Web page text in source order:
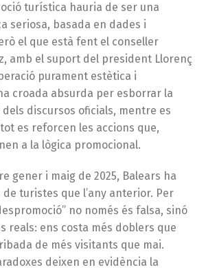
turística hauria de ser una
seriosa, basada en dades i
el que està fent el conseller
amb el suport del president Llorenç
purament estètica i
croada absurda per esborrar la
dels discursos oficials, mentre es
es reforcen les accions que,
a la lògica promocional.
gener i maig de 2025, Balears ha
de turistes que l’any anterior. Per
no només és falsa, sinó
reals: ens costa més doblers que
de més visitants que mai.
deixen en evidència la